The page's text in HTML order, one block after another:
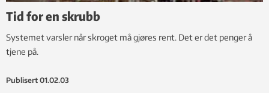
Tid for en skrubb
Systemet varsler når skroget må gjøres rent. Det er det penger å
tjene på.
Publisert 01.02.03